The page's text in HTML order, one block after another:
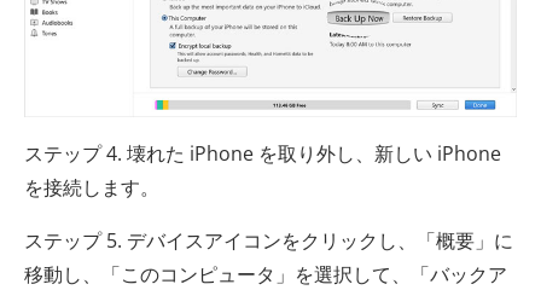
ステップ 4. 壊れた iPhone を取り外し、新しい iPhone
を接続します。
ステップ 5. デバイスアイコンをクリックし、「概要」に
移動し、「このコンピュータ」を選択して、「バックア